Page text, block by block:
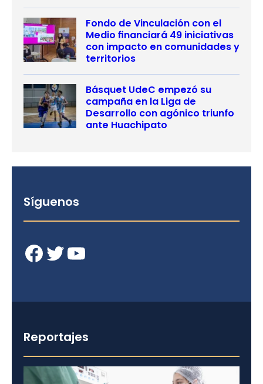
Fondo de Vinculación con el
Medio financiará 49 iniciativas
con impacto en comunidades y
territorios
Básquet UdeC empezó su
campaña en la Liga de
Desarrollo con agónico triunfo
ante Huachipato
Síguenos
Facebook Twitter YouTube
Reportajes